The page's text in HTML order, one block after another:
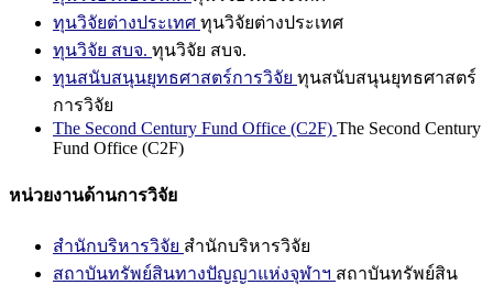
ทุนวิจัยต่างประเทศ ทุนวิจัยต่างประเทศ
ทุนวิจัย สบจ. ทุนวิจัย สบจ.
ทุนสนับสนุนยุทธศาสตร์การวิจัย ทุนสนับสนุนยุทธศาสตร์
การวิจัย
The Second Century Fund Office (C2F) The Second Century
Fund Office (C2F)
หน่วยงานด้านการวิจัย
สำนักบริหารวิจัย สำนักบริหารวิจัย
สถาบันทรัพย์สินทางปัญญาแห่งจุฬาฯ สถาบันทรัพย์สิน